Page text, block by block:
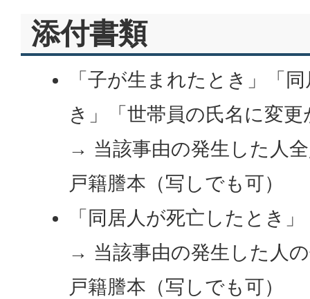
添付書類
「子が生まれたとき」「
き」「世帯員の氏名に変
→ 当該事由の発生した人
戸籍謄本（写しでも可）
「同居人が死亡したとき」
→ 当該事由の発生した人
戸籍謄本（写しでも可）